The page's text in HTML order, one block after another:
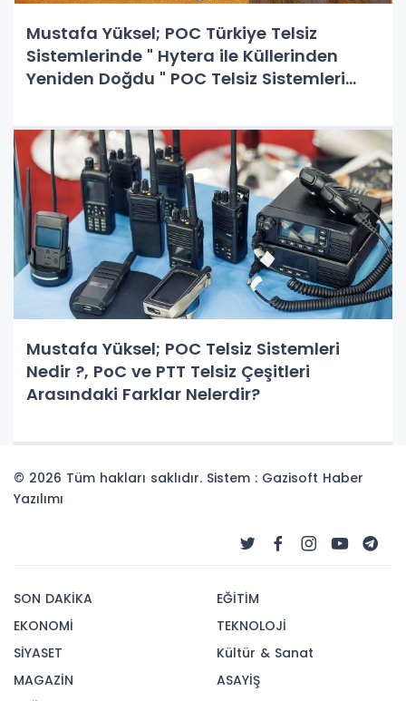
Mustafa Yüksel; POC Türkiye Telsiz
Sistemlerinde " Hytera ile Küllerinden
Yeniden Doğdu " POC Telsiz Sistemleri
Mustafa Yüksel; POC Telsiz Sistemleri
Nedir ?, PoC ve PTT Telsiz Çeşitleri
Arasındaki Farklar Nelerdir?
© 2026 Tüm hakları saklıdır. Sistem : Gazisoft Haber
Yazılımı
SON DAKİKA
EKONOMİ
SİYASET
MAGAZİN
EĞİTİM
TEKNOLOJİ
Kültür & Sanat
ASAYİŞ